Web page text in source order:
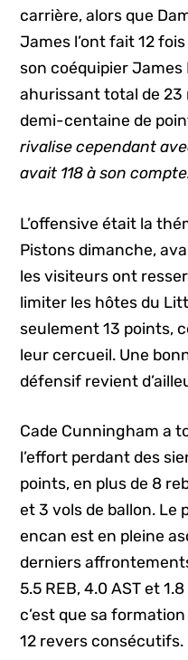
carrière, alors que
James l’ont fait 12
son coéquipier James
ahurissant total de 23
demi-centaine de
rivalise cependant
avait 118 à son
L’offensive était la
Pistons dimanche,
les visiteurs ont
limiter les hôtes du
seulement 13 points,
leur cercueil. Une
défensif revient
Cade Cunningham a
l’effort perdant des
points, en plus de 8
et 3 vols de ballon. Le
encan est en pleine
derniers
5.5 REB, 4.0 AST et
c’est que sa
12 revers consécutifs.